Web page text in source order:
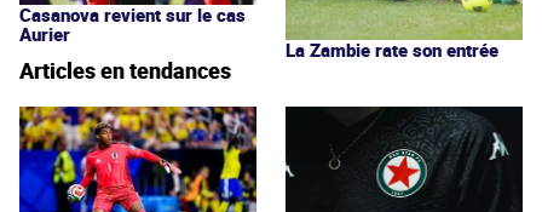
Casanova revient sur le cas
Aurier
La Zambie rate son entrée
Articles en tendances